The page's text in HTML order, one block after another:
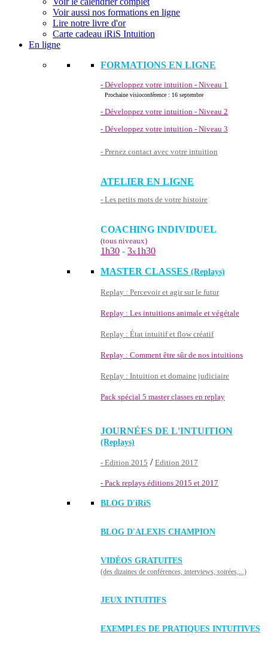
Voir aussi nos formations en ligne
Lire notre livre d'or
Carte cadeau iRiS Intuition
En ligne
FORMATIONS EN LIGNE
- Développez votre intuition - Niveau 1
Prochaine visioconférence : 16 septembre
- Développez votre intuition - Niveau 2
- Développez votre intuition - Niveau 3
- Prenez contact avec votre intuition
ATELIER EN LIGNE
- Les petits mots de votre histoire
COACHING INDIVIDUEL
(tous niveaux)
1h30 - 3x1h30
MASTER CLASSES (Replays)
Replay : Percevoir et agir sur le futur
Replay : Les intuitions animale et végétale
Replay : État intuitif et flow créatif
Replay : Comment être sûr de nos intuitions
Replay : Intuition et domaine judiciaire
Pack spécial 5 master classes en replay
JOURNÉES DE L'INTUITION
(Replays)
- Edition 2015 / Edition 2017
- Pack replays éditions 2015 et 2017
BLOG D'iRiS
BLOG D'ALEXIS CHAMPION
VIDÉOS GRATUITES
(des dizaines de conférences, interviews, soirées,...)
JEUX INTUITIFS
EXEMPLES DE PRATIQUES INTUITIVES